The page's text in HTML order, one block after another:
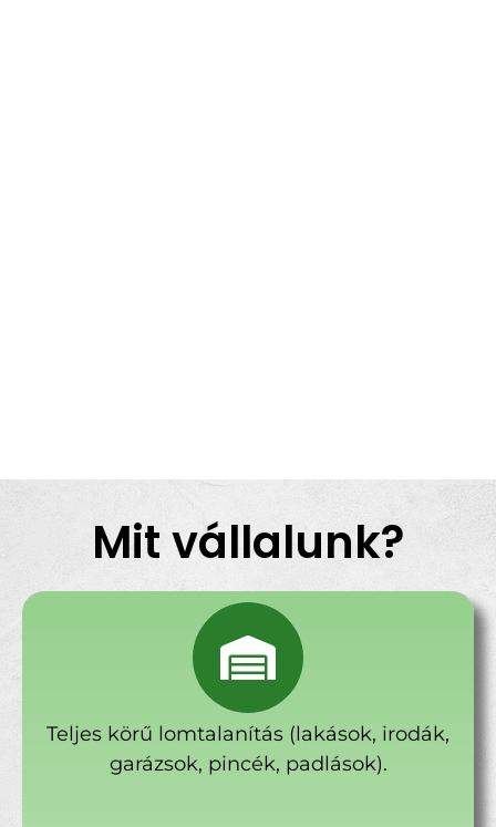
Mit vállalunk?
Teljes körű lomtalanítás (lakások, irodák,
garázsok, pincék, padlások).